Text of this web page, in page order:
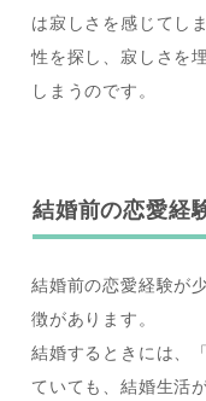
は寂しさを感じてし
性を探し、寂しさを
しまうのです。
結婚前の恋愛経
結婚前の恋愛経験が
徴があります。
結婚するときには、
ていても、結婚生活